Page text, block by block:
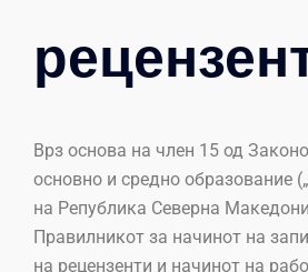
Врз основа на член 15 од
основно и средно образование
на Република Северна
Правилникот за начинот на
на рецензенти и начинот на